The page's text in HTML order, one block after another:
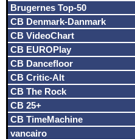
Brugernes Top-50
CB Denmark-Danmark
CB VideoChart
CB EUROPlay
CB Dancefloor
CB Critic-Alt
CB The Rock
CB 25+
CB TimeMachine
vancairo